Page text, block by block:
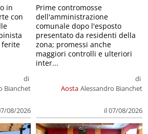
di
Bianchet
08/2026
in
con
ferite
Aosta
di
Alessandro Bianchet
il 07/08/2026
Prime contromosse
dell'amministrazione
comunale dopo l'esposto
presentato da residenti della
zona; promessi anche
maggiori controlli e ulteriori
inter...